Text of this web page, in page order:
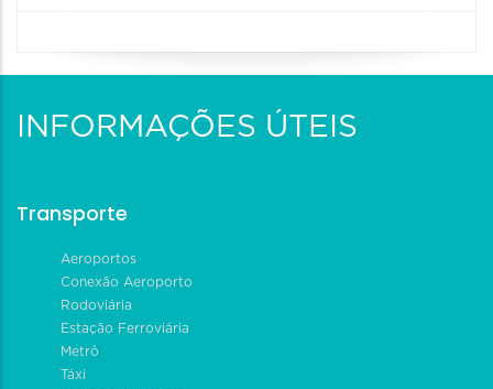
INFORMAÇÕES ÚTEIS
Transporte
Aeroportos
Conexão Aeroporto
Rodoviária
Estação Ferroviária
Metrô
Táxi